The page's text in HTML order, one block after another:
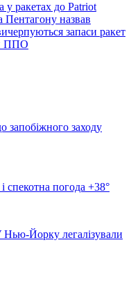
ракетах до Patriot
Пентагону назвав
запаси ракет
ППО
запобіжного заходу
спекотна погода +38°
Нью-Йорку легалізували